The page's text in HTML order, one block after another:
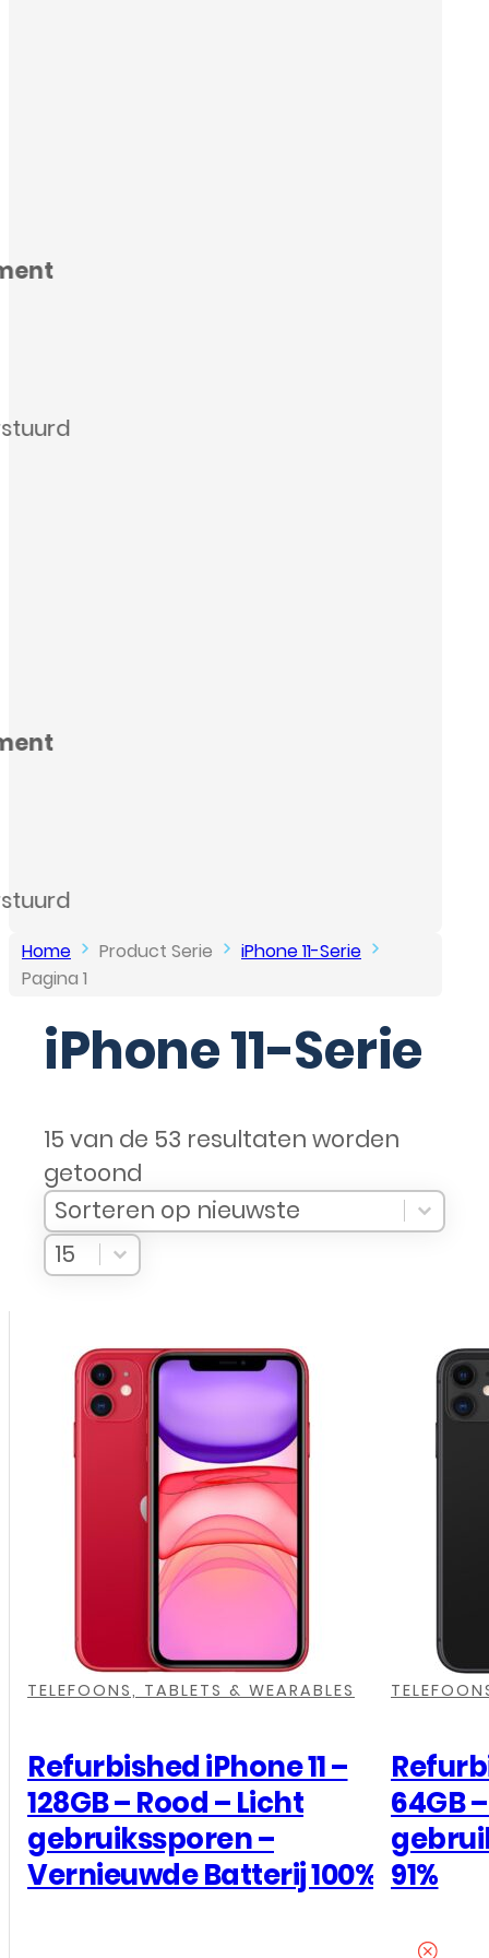
Home Product Serie
iPhone 11-Serie
Pagina 1
iPhone 11-Serie
15 van de 53 resultaten worden
getoond
Sort Products
Sort content
Sorteren op nieuwste
Sort content
Select number per page
15
Select number per page
TELEFOONS, TABLETS & WEARABLES
Refurbished iPhone 11 –
128GB – Rood – Licht
gebruikssporen –
Vernieuwde Batterij 100%
64GB
91%